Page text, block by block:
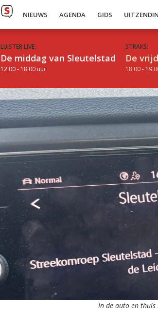
NIEUWS AGENDA GIDS
LUISTER LIVE:
De middag van Sleutelstad
12.00 - 18.00 uur
STRAKS:
De
18.00 -
In de auto en thuis